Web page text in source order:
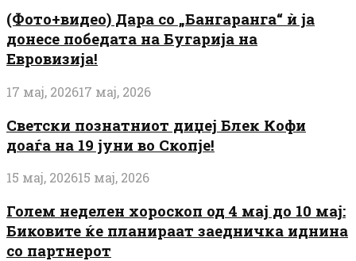
(Фото+видео) Дара со „Бангаранга“ ѝ ја
донесе победата на Бугарија на
Евровизија!
17 мај, 202617 мај, 2026
Светски познатниот диџеј Блек Кофи
доаѓа на 19 јуни во Скопје!
15 мај, 202615 мај, 2026
Голем неделен хороскоп од 4 мај до 10 мај:
Биковите ќе планираат заедничка иднина
со партнерот